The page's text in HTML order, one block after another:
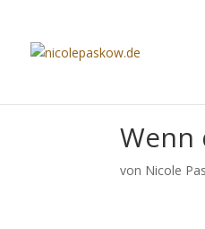
Wenn
von Nicole